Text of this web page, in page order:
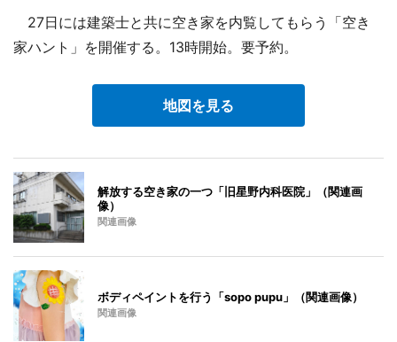
27日には建築士と共に空き家を内覧してもらう「空き
家ハント」を開催する。13時開始。要予約。
地図を見る
解放する空き家の一つ「旧星野内科医院」（関連画
像）
関連画像
ボディペイントを行う「sopo pupu」（関連画像）
関連画像